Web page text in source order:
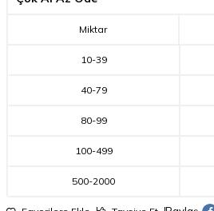
Miktar
10-39
40-79
80-99
100-499
500-2000